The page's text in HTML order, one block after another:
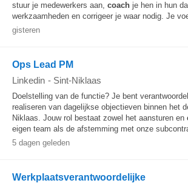
stuur je medewerkers aan, coach je hen in hun
werkzaamheden en corrigeer je waar nodig. Je
gisteren
Ops Lead PM
Linkedin - Sint-Niklaas
Doelstelling van de functie? Je bent
realiseren van dagelijkse objectieven binnen het
Niklaas. Jouw rol bestaat zowel het aansturen en
eigen team als de afstemming met onze
5 dagen geleden
Werkplaatsverantwoordelijke